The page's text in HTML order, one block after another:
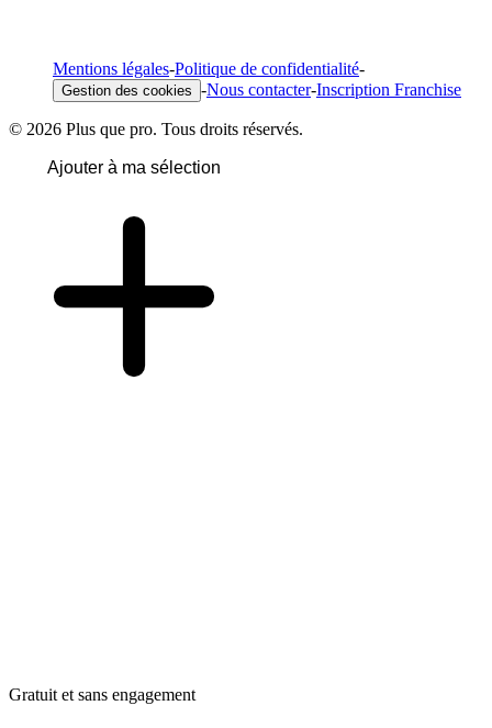
Mentions légales-Politique de confidentialité-
Gestion des cookies -Nous contacter-Inscription Franchise
© 2026 Plus que pro. Tous droits réservés.
Ajouter à ma sélection
Gratuit et sans engagement